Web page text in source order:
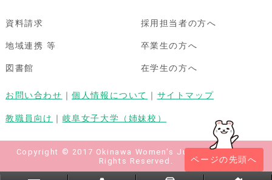
ページの先頭へ
資料請求
地域連携 等
図書館
採用担当者の方へ
卒業生の方へ
在学生の方へ
お問い合わせ ｜個人情報について ｜ サイトマップ
教職員向け ｜ 岐阜女子大学（姉妹校）
Copyright © 2017 Okinawa Women's Junior College All
Rights Reserved.